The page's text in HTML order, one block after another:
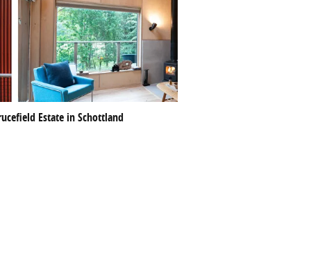
Estate in Schottland